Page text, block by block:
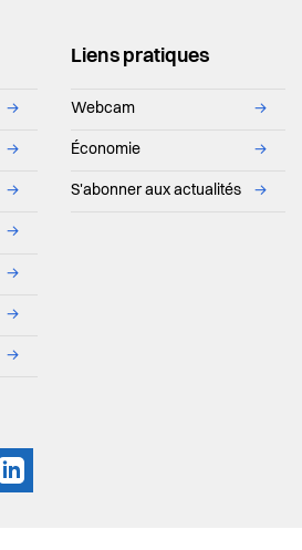
→
→
→
→
→
→
→
Liens pratiques
Webcam →
Économie →
S'abonner aux actualités →